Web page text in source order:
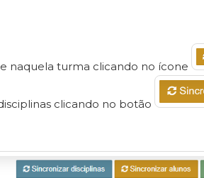
naquela turma clicando no ícone
clicando no botão